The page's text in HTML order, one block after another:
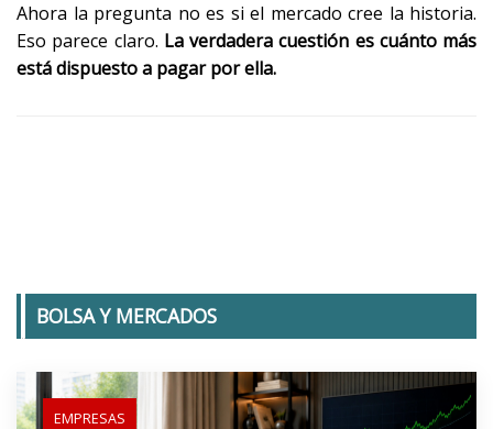
Ahora la pregunta no es si el mercado cree la historia.
Eso parece claro. La verdadera cuestión es cuánto más
está dispuesto a pagar por ella.
BOLSA Y MERCADOS
EMPRESAS